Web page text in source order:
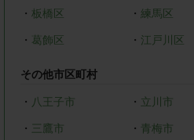
・ 板橋区 ・ 練馬区
・ 葛飾区 ・ 江戸川区
その他市区町村
・ 八王子市 ・ 立川市
・ 三鷹市 ・ 青梅市